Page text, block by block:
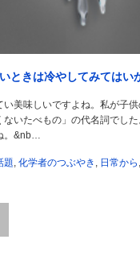
ときは冷やしてみてはい
美味しいですよね。私が子
ないたべもの」の代名詞でし
。&nb…
題 化学者のつぶやき 日常から